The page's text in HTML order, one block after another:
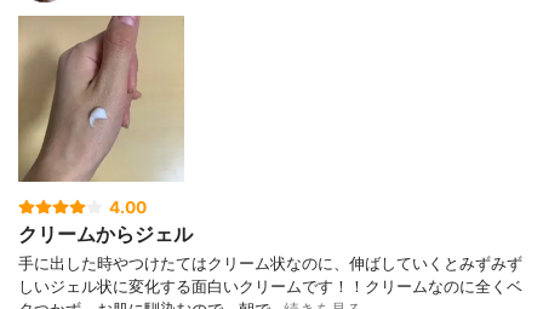
4.00
クリームからジェル
手に出した時やつけたてはクリーム状なのに、伸ばしていくとみずみず
しいジェル状に変化する面白いクリームです！！クリームなのに全くベ